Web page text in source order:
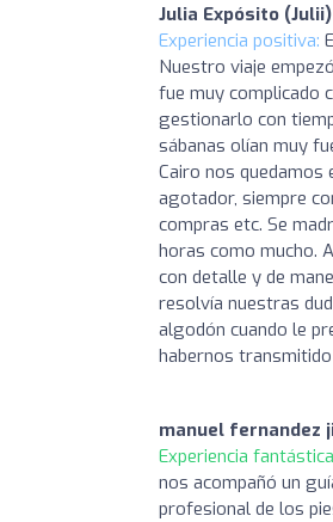
Julia Expósito (Julii)
Experiencia positiva:
Nuestro viaje
fue muy complicado
gestionarlo con
sábanas olían muy
Cairo nos quedamos
agotador, siempre
compras etc. Se
horas como mucho.
con detalle y de
resolvía nuestras
algodón cuando le
habernos
manuel fernandez
Experiencia
nos acompañó un
profesional de los